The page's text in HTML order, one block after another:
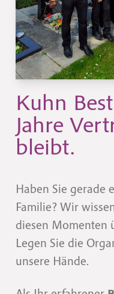
Kuhn
Jahre
bleibt.
Haben Sie gerade
Familie? Wir
diesen Momenten
Legen Sie die
unsere Hände.